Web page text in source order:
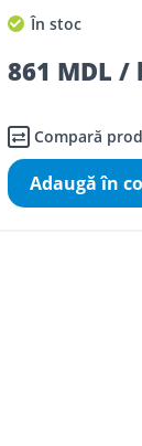
În stoc
861 MDL /
Compară
Adaugă în